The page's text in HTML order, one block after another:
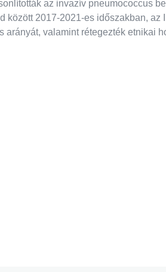
az invazív pneumococcus
között 2017-2021-es időszakban, az
arányát, valamint rétegezték etnikai